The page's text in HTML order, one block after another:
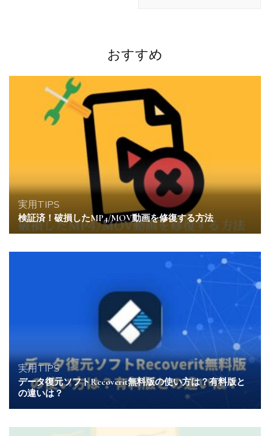
おすすめ
実用TIPS
検証済！破損したMP4/MOV動画を修復する方法
実用TIPS
データ復元ソフトRecoverit無料版の使い方は？有料版と
の違いは？